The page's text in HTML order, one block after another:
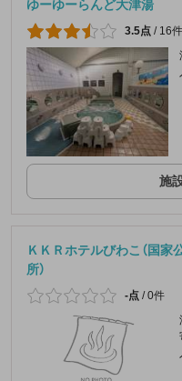
ゆーゆーらんど大津湯
3.5点 / 16件
施
ＫＫＲホテルびわこ（国
所）
-点 /0件